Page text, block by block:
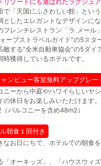
で「天国にふさわしい館」とい
としたエレガントなデザインに
フレンチレストラン「ラ メール
ーブストラベルガイド”の5スタ
敵する“全米自動車協会”の5ダイ
時獲得しているホテルです。
ンビュー客室無料アップグレ
ニーから中庭やハワイらしいヤ
の休日をお楽しみいただけます。
バルコニーを含め48m2）
朝食１回付き
なお日にちで、ホテルでの朝食
「オーキッズ」、「ハウスウィ